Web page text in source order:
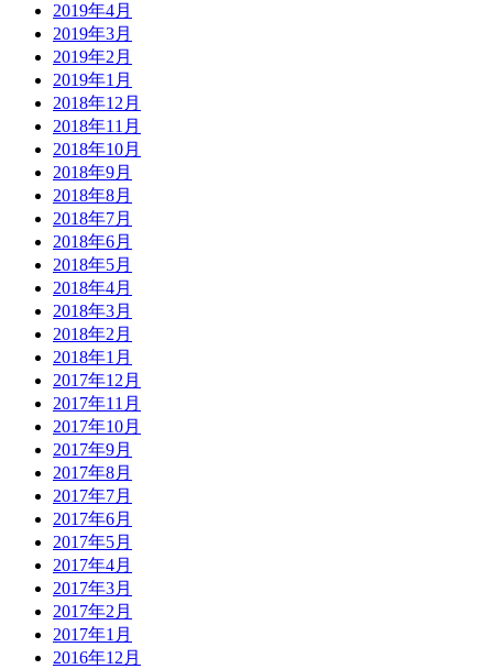
2019年4月
2019年3月
2019年2月
2019年1月
2018年12月
2018年11月
2018年10月
2018年9月
2018年8月
2018年7月
2018年6月
2018年5月
2018年4月
2018年3月
2018年2月
2018年1月
2017年12月
2017年11月
2017年10月
2017年9月
2017年8月
2017年7月
2017年6月
2017年5月
2017年4月
2017年3月
2017年2月
2017年1月
2016年12月